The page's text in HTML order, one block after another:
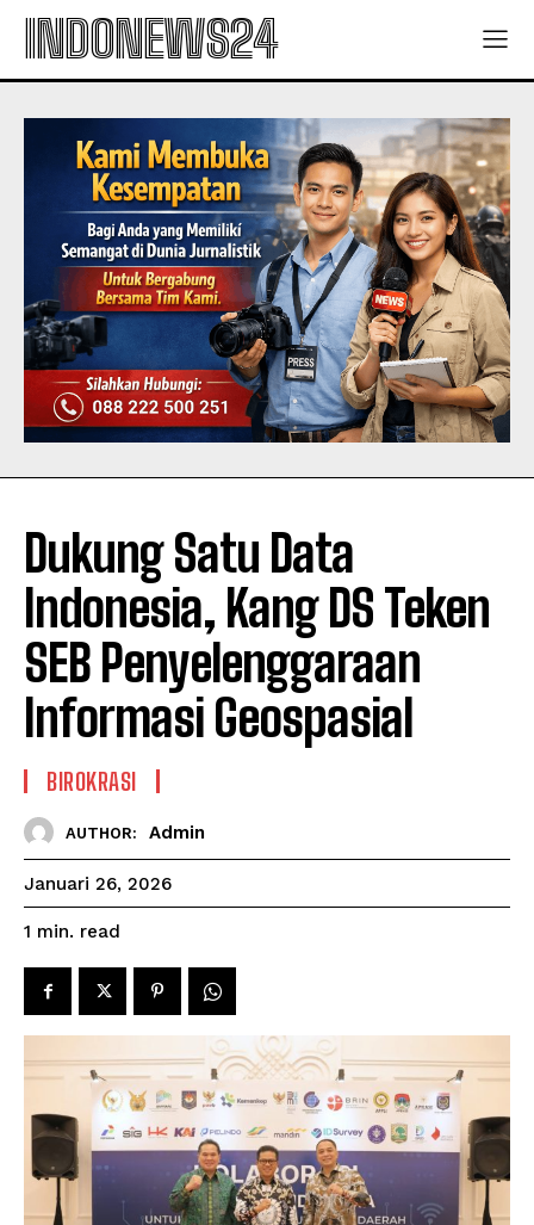
INDONEWS24
Dukung Satu Data
Indonesia, Kang DS Teken
SEB Penyelenggaraan
Informasi Geospasial
BIROKRASI
AUTHOR: Admin
Januari 26, 2026
1 min. read